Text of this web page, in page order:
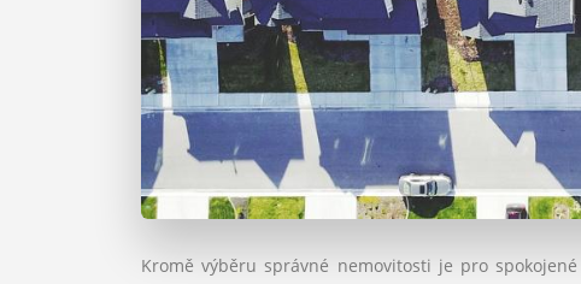
Kromě výběru správné nemovitosti je pro